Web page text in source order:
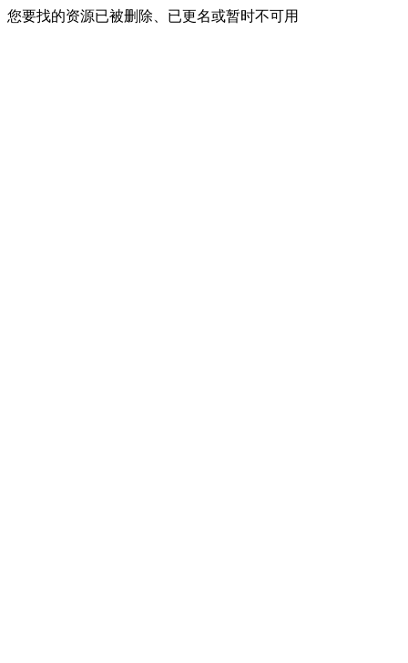
您要找的资源已被删除、已更名或暂时不可用